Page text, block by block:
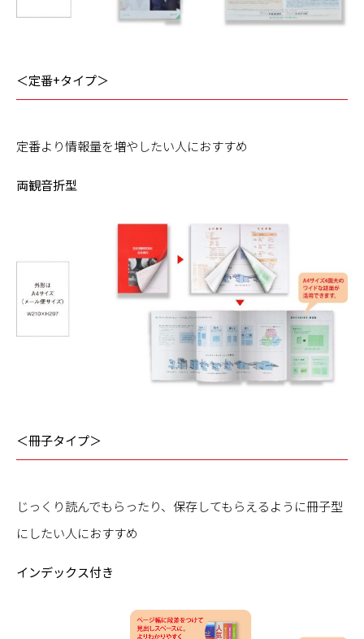
＜定番+タイプ＞
定番より情報量を増やしたい人におすすめ
両観音折型
＜冊子タイプ＞
じっくり読んでもらったり、保存してもらえるように冊子型
にしたい人におすすめ
インデックス付き